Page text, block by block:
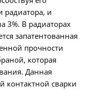
радиатора, и
3%. В радиаторах
запатентованная
прочности
которая
Данная
контактной сварки